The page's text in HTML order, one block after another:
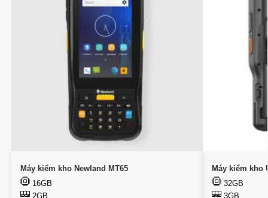
Máy kiểm kho Newland MT65
16GB
2GB
Máy kiểm kho
32GB
3GB